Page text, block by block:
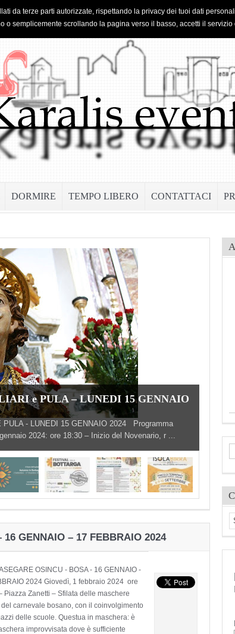
DORMIRE TEMPO LIBERO CONTATTACI
e PULA – LUNEDI 15 GENNAIO
- LUNEDI 15 GENNAIO 2024 Programma
2024: ore 18:30 – Inizio del Novenario, r ...
GENNAIO – 17 FEBBRAIO 2024
OSINCU - BOSA - 16 GENNAIO -
2024 Giovedì, 1 febbraio 2024 ore
Piazza Zanetti – Sfilata delle maschere
carnevale bosano, con il coinvolgimento
delle scuole. Questua in maschera: è
improvvisata dove è sufficiente
da terze parti autorizzate, rispettando la privacy dei tuoi dati
o semplicemente scrollando la pagina verso il basso, accetti il servizio